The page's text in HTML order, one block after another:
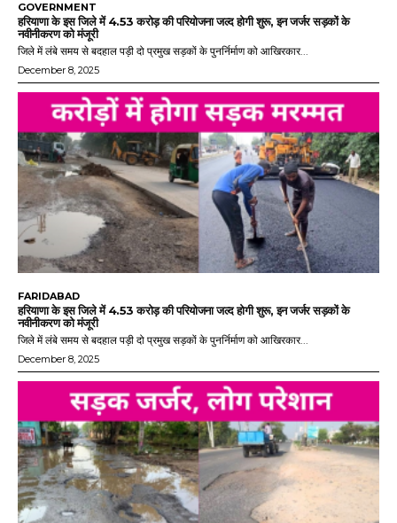
GOVERNMENT
हरियाणा के इस जिले में 4.53 करोड़ की परियोजना जल्द होगी शुरू, इन जर्जर सड़कों के
नवीनीकरण को मंजूरी
जिले में लंबे समय से बदहाल पड़ी दो प्रमुख सड़कों के पुनर्निर्माण को आखिरकार...
December 8, 2025
FARIDABAD
हरियाणा के इस जिले में 4.53 करोड़ की परियोजना जल्द होगी शुरू, इन जर्जर सड़कों के
नवीनीकरण को मंजूरी
जिले में लंबे समय से बदहाल पड़ी दो प्रमुख सड़कों के पुनर्निर्माण को आखिरकार...
December 8, 2025